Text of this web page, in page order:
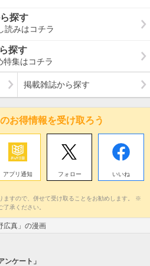
探す
読みはコチラ
探す
特集はコチラ
掲載雑誌から探す
お得情報を受け取ろう
アプリ通知 フォロー いいね
すので、併せて受け取ることをお勧めします。 ※
承ください。
広真」の漫画
ンケート」